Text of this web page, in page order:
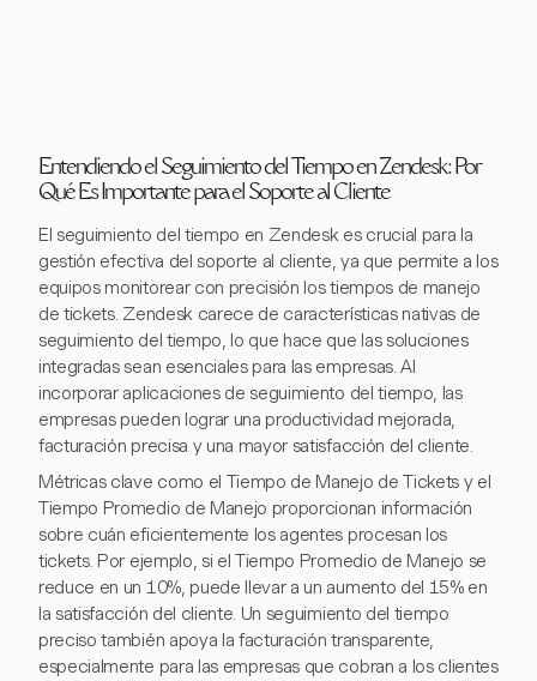
Entendiendo el Seguimiento del Tiempo en Zendesk: Por
Qué Es Importante para el Soporte al Cliente
El seguimiento del tiempo en Zendesk es crucial para la
gestión efectiva del soporte al cliente, ya que permite a los
equipos monitorear con precisión los tiempos de manejo
de tickets. Zendesk carece de características nativas de
seguimiento del tiempo, lo que hace que las soluciones
integradas sean esenciales para las empresas. Al
incorporar aplicaciones de seguimiento del tiempo, las
empresas pueden lograr una productividad mejorada,
facturación precisa y una mayor satisfacción del cliente.
Métricas clave como el Tiempo de Manejo de Tickets y el
Tiempo Promedio de Manejo proporcionan información
sobre cuán eficientemente los agentes procesan los
tickets. Por ejemplo, si el Tiempo Promedio de Manejo se
reduce en un 10%, puede llevar a un aumento del 15% en
la satisfacción del cliente. Un seguimiento del tiempo
preciso también apoya la facturación transparente,
especialmente para las empresas que cobran a los clientes